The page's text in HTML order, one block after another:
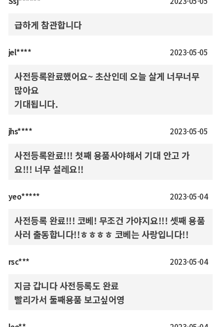
급하게 참관합니다
jel**** 2023-05-05
사전등록완료했어요~ 초산인데 오늘 살게 너무너무
많아요
기대됩니다.
jhs**** 2023-05-05
사전등록완료!!! 첫째 용품사야해서 기대 안고 가
요!!! 너무 설레요!!
yeo***** 2023-05-04
사전등록 완료!!! 코베! 무조건 가야지요!!! 셋째 용품
사러 출동합니다!!ㅎㅎㅎㅎ 코베는 사랑입니다!!
rsc*** 2023-05-04
지금 갑니다 사전등록도 완료
빨리가서 둘째용품 보고싶어영